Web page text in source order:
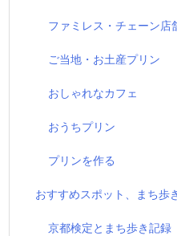
ファミレス・チェーン店
ご当地・お土産プリン
おしゃれなカフェ
おうちプリン
プリンを作る
おすすめスポット、まち歩
京都検定とまち歩き記録